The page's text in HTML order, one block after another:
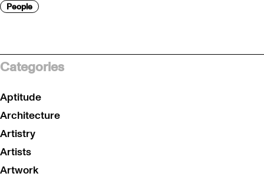
People
Categories
Aptitude
Architecture
Artistry
Artists
Artwork